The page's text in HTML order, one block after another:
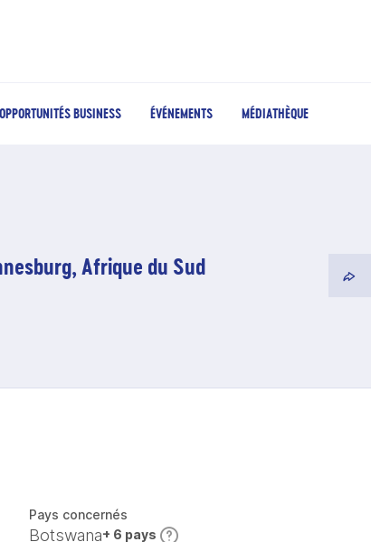
OPPORTUNITÉS BUSINESS ÉVÉNEMENTS MÉDIATHÈQUE
Afrique du Sud
Pays concernés
Botswana+ 6 pays